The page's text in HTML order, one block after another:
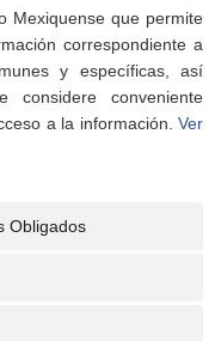
Mexiquense que permite
correspondiente a
y específicas, así
considere conveniente
a la información. Ver
Obligados